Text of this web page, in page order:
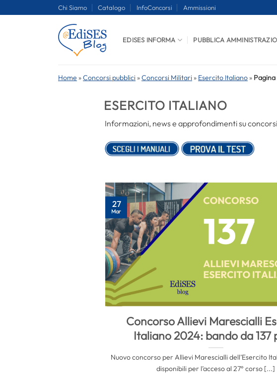
Chi Siamo Catalogo InfoConcorsi Ammissioni
EDISES INFORMA PUBBLICA
Home »Concorsi pubblici »Concorsi Militari » Esercito Italiano » Pagina
ESERCITO ITALIANO
Informazioni, news e approfondimenti su
Concorso Allievi Marescialli
Italiano 2024: bando da 137
Nuovo concorso per Allievi Marescialli dell’Esercito
disponibili per l’acceso al 27° corso [...]
27
Mar